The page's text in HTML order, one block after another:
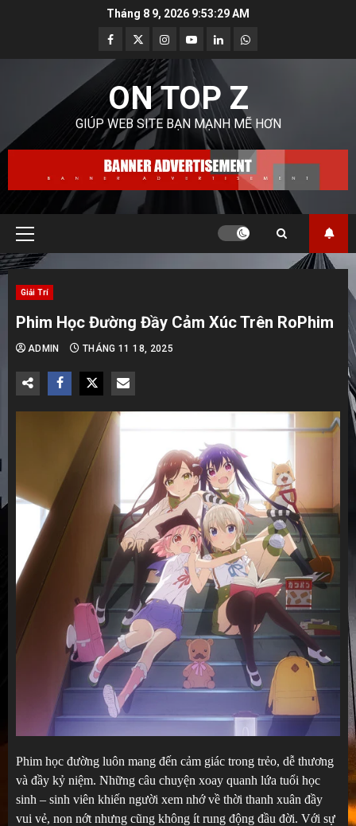
Tháng 8 9, 2026 9:53:30 AM
Facebook
TwitterInstagram
YoutubeLinkedinWhatsapp
ON TOP Z
GIÚP WEB SITE BẠN MẠNH MẼ HƠN
Primary
Menu
Giải Trí
Phim Học Đường Đầy Cảm Xúc Trên RoPhim
ADMIN THÁNG 11 18, 2025
Phim học đường luôn mang đến cảm giác trong trẻo, dễ thương
và đầy kỷ niệm. Những câu chuyện xoay quanh lứa tuổi học
sinh – sinh viên khiến người xem nhớ về thời thanh xuân đầy
vui vẻ, non nớt nhưng cũng không ít rung động đầu đời. Với sự